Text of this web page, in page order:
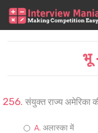
भू
संयुक्त राज्य अमेरिका
अलास्का में